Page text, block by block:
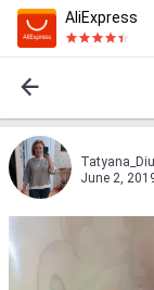
AliExpress
June 2,